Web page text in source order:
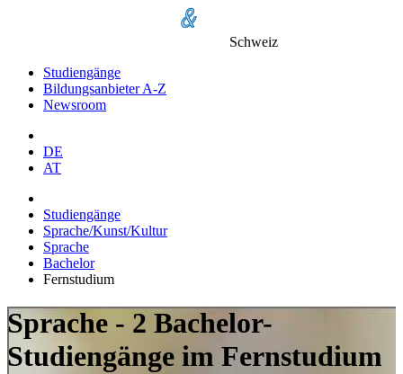
Schweiz
Studiengänge
Bildungsanbieter A-Z
Newsroom
DE
AT
Studiengänge
Sprache/Kunst/Kultur
Sprache
Bachelor
Fernstudium
Sprache - 2 Bachelor-
Studiengänge im Fernstudium